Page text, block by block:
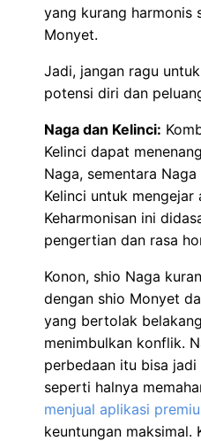
yang kurang harmonis
Monyet.
Jadi, jangan ragu
potensi diri dan
Naga dan Kelinci:
Kelinci dapat
Naga, sementara
Kelinci untuk mengejar
Keharmonisan ini
pengertian dan rasa
Konon, shio Naga
dengan shio Monyet
yang bertolak
menimbulkan konflik.
perbedaan itu bisa jadi
seperti halnya
menjual aplikasi
keuntungan maksimal.